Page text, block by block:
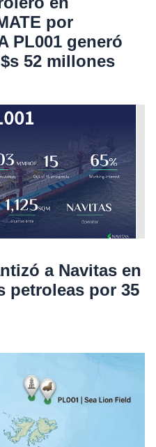
por
PL001 generó
52 millones
a Navitas en
petroleas por 35